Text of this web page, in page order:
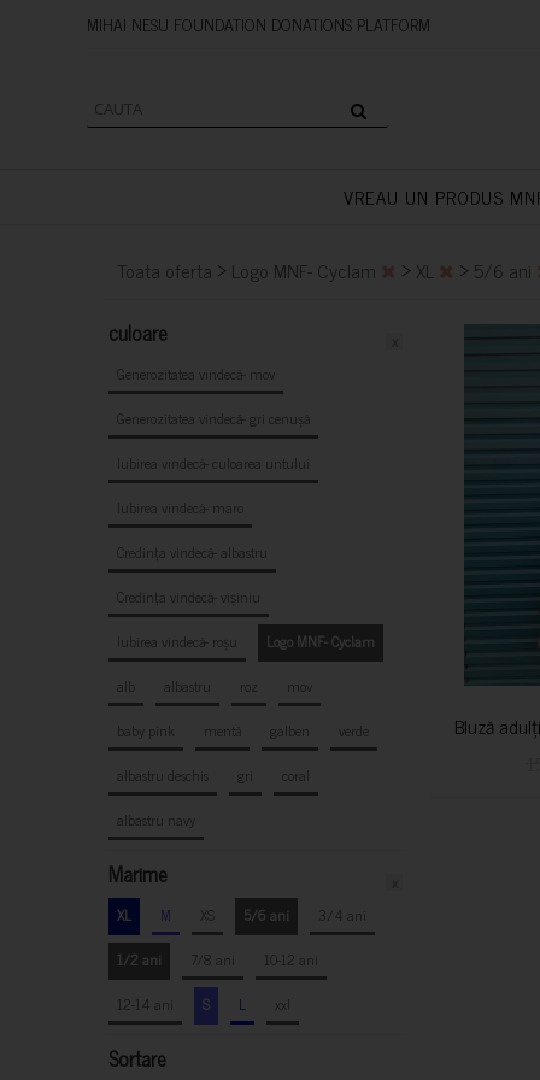
MIHAI NESU FOUNDATION
VREAU UN PRODUS
Toata oferta > Logo MNF- Cyclam > XL > 5/6 ani
culoare
Generozitatea vindecă- mov
Generozitatea vindecă- gri cenușă
Iubirea vindecă- culoarea untului
Iubirea vindecă- maro
Credința vindecă- albastru
Credința vindecă- vișiniu
Iubirea vindecă- roșu
Logo MNF- Cyclam
alb
albastru roz
mov
baby pink
mentă galben
verde
albastru deschis
gri
coral
albastru navy
Marime
XL M XS 5/6 ani
3/4 ani
1/2 ani
7/8 ani
10-12 ani
12-14 ani
S L xxl
Sortare
Bluză